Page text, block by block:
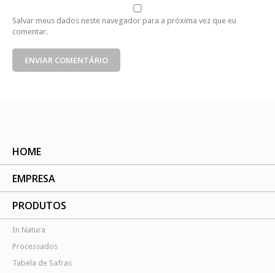
Salvar meus dados neste navegador para a próxima vez que eu
comentar.
HOME
EMPRESA
PRODUTOS
In Natura
Processados
Tabela de Safras